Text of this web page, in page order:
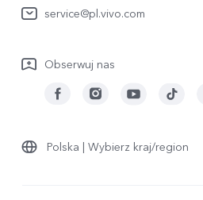
Wyślij Do Naprawy
Polityka gwarancyjna
service@pl.vivo.com
Obserwuj nas
Polska | Wybierz kraj/region